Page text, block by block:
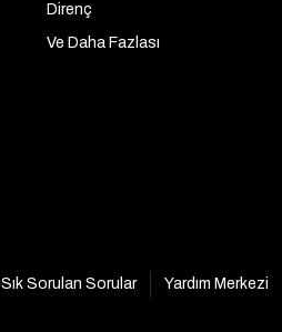
Direnç
Ve Daha Fazlası
Sık Sorulan Sorular
Yardım Merkezi